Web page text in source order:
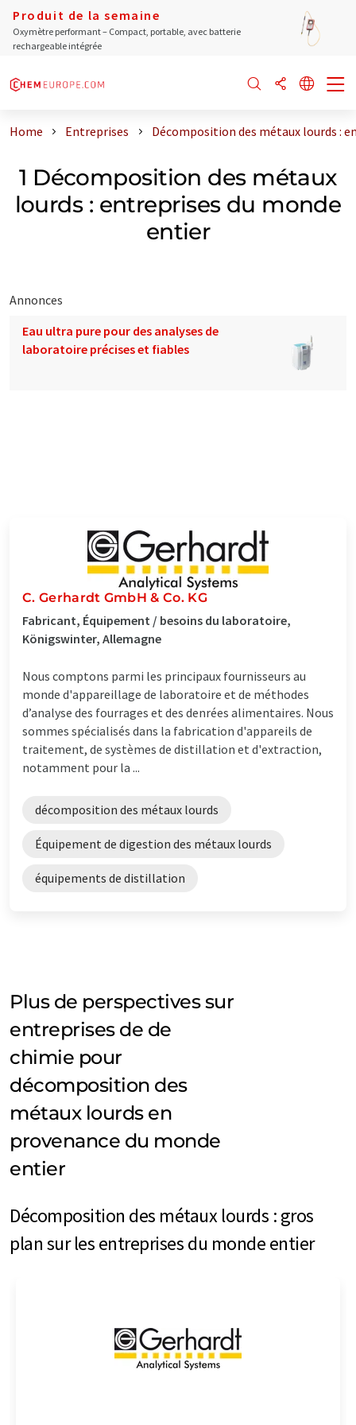
Produit de la semaine
Oxymètre performant – Compact, portable, avec batterie
rechargeable intégrée
Home Entreprises Décomposition des métaux lourds :
1 Décomposition des métaux
lourds : entreprises du monde
entier
Annonces
Eau ultra pure pour des analyses de
laboratoire précises et fiables
C. Gerhardt GmbH & Co. KG
Fabricant, Équipement / besoins du laboratoire,
Königswinter, Allemagne
Nous comptons parmi les principaux fournisseurs au
monde d'appareillage de laboratoire et de méthodes
d’analyse des fourrages et des denrées alimentaires. Nous
sommes spécialisés dans la fabrication d'appareils de
traitement, de systèmes de distillation et d'extraction,
notamment pour la ...
décomposition des métaux lourds
Équipement de digestion des métaux lourds
équipements de distillation
Plus de perspectives sur
entreprises de de
chimie pour
décomposition des
métaux lourds en
provenance du monde
entier
Décomposition des métaux lourds : gros
plan sur les entreprises du monde entier